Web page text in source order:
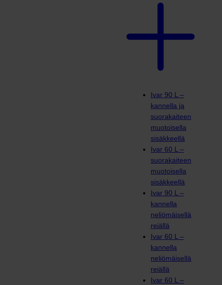
Ivar 90 L –
kannella ja
suorakaiteen
muotoisella
sisäkkeellä
Ivar 60 L –
suorakaiteen
muotoisella
sisäkkeellä
Ivar 90 L –
kannella
neliömäisellä
reiällä
Ivar 60 L –
kannella
neliömäisellä
reiällä
Ivar 60 L –